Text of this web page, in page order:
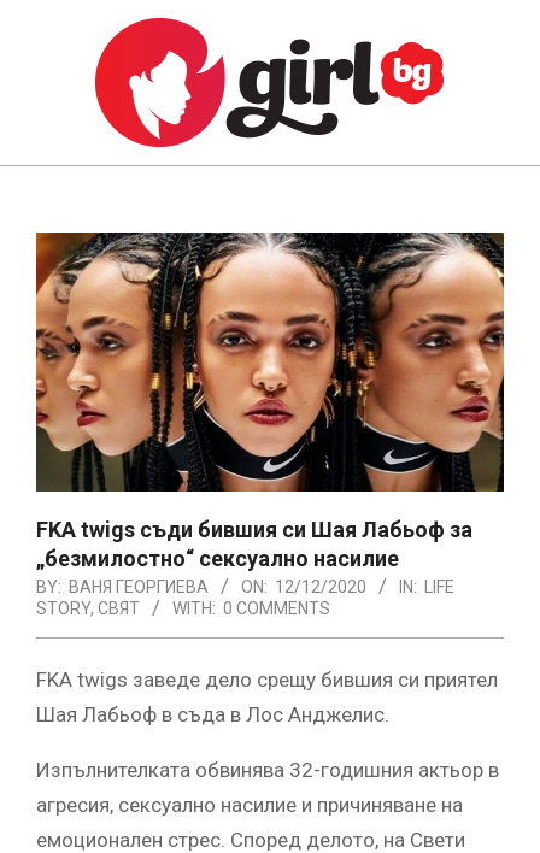
GIRL.BG
Navigation
Menu
FKA twigs съди бившия си Шая Лабьоф за
„безмилостно“ сексуално насилие
BY: ВАНЯ ГЕОРГИЕВА ON: 12/12/2020 IN:
LIFE
STORY, СВЯТ WITH: 0 COMMENTS
FKA twigs заведе дело срещу бившия си приятел
Шая Лабьоф в съда в Лос Анджелис.
Изпълнителката обвинява 32-годишния актьор в
агресия, сексуално насилие и причиняване на
емоционален стрес. Според делото, на Свети